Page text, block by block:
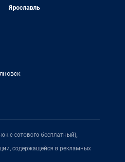
Ярославль
с сотового бесплатный),
содержащейся в рекламных